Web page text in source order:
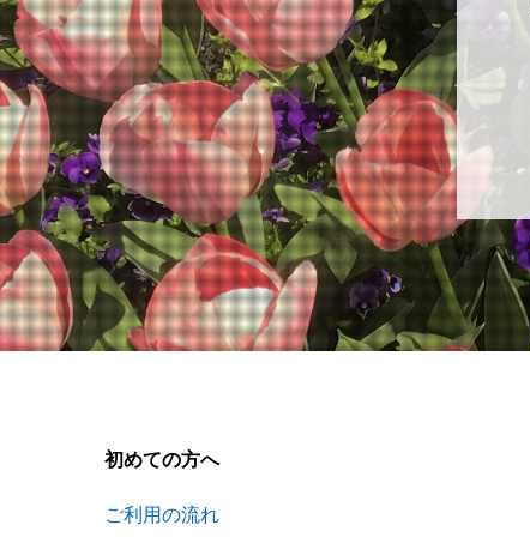
初めての方へ
ご利用の流れ